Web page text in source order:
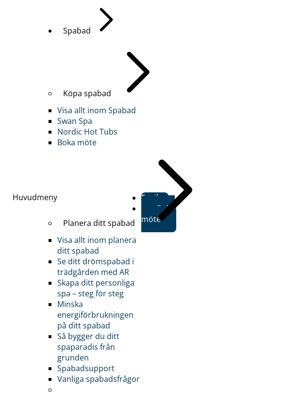
Huvudmeny
Spabad
Köpa spabad
Visa allt inom Spabad
Swan Spa
Nordic Hot Tubs
Boka möte
Planera ditt spabad
Visa allt inom planera
ditt spabad
Se ditt drömspabad i
trädgården med AR
Skapa ditt personliga
spa – steg för steg
Minska
energiförbrukningen
på ditt spabad
Så bygger du ditt
spaparadis från
grunden
Spabadsupport
Vanliga spabadsfrågor
Butiker
Boka
möte